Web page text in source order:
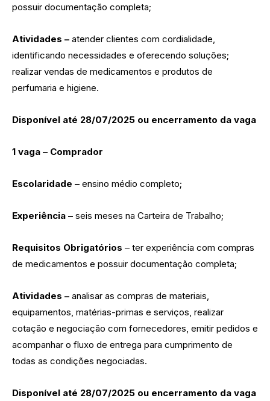
possuir documentação completa;
Atividades – atender clientes com cordialidade,
identificando necessidades e oferecendo soluções;
realizar vendas de medicamentos e produtos de
perfumaria e higiene.
Disponível até 28/07/2025 ou encerramento da vaga
1 vaga – Comprador
Escolaridade – ensino médio completo;
Experiência – seis meses na Carteira de Trabalho;
Requisitos Obrigatórios – ter experiência com compras
de medicamentos e possuir documentação completa;
Atividades – analisar as compras de materiais,
equipamentos, matérias-primas e serviços, realizar
cotação e negociação com fornecedores, emitir pedidos e
acompanhar o fluxo de entrega para cumprimento de
todas as condições negociadas.
Disponível até 28/07/2025 ou encerramento da vaga